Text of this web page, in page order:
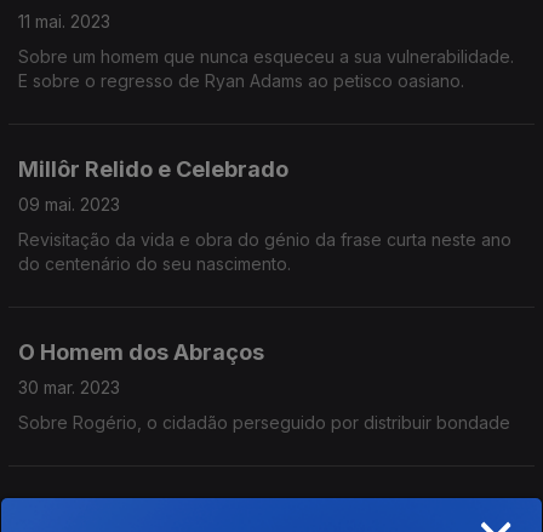
11 mai. 2023
Sobre um homem que nunca esqueceu a sua vulnerabilidade.
E sobre o regresso de Ryan Adams ao petisco oasiano.
Millôr Relido e Celebrado
09 mai. 2023
Revisitação da vida e obra do génio da frase curta neste ano
do centenário do seu nascimento.
O Homem dos Abraços
30 mar. 2023
Sobre Rogério, o cidadão perseguido por distribuir bondade